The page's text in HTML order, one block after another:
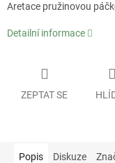
Aretace pružinovou
Detailní informace
ZEPTAT SE
Popis Diskuze